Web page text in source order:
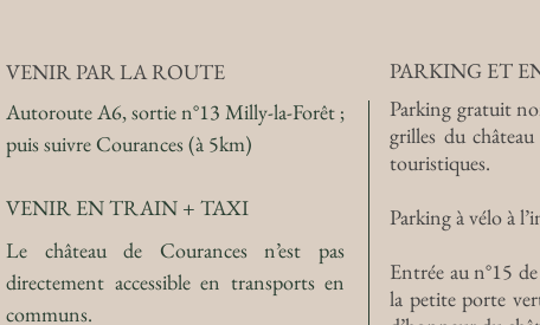
PARKING ET
Parking gratuit
grilles du
touristiques.
Parking à vélo à
Entrée au n°15
la petite porte
VENIR PAR LA ROUTE
Autoroute A6, sortie n°13 Milly-la-Forêt ;
puis suivre Courances(à 5km)
VENIR EN TRAIN + TAXI
Le château de Courances n’est pas
directement accessible en transports en
communs.